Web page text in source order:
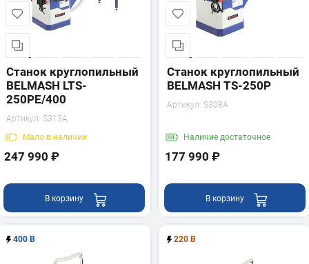
Станок круглопильный
BELMASH LTS-
250PE/400
Артикул: S313A
Мало в наличии
247 990 ₽
В корзину
Станок круглопильный
BELMASH TS-250P
Артикул: S308A
Наличие достаточное
177 990 ₽
В корзину
400 В 220 В